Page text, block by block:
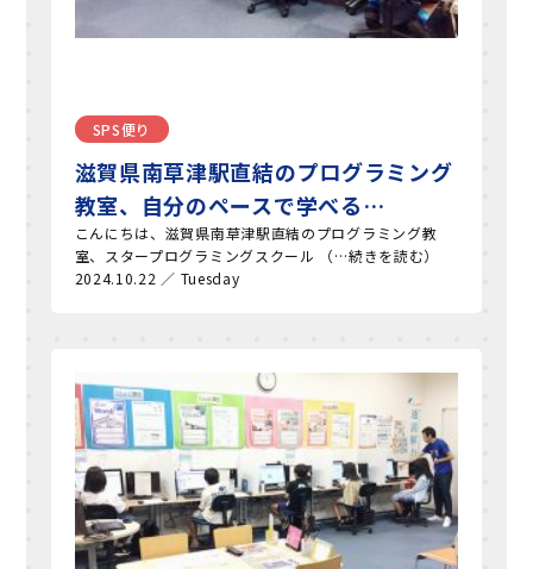
SPS便り
滋賀県南草津駅直結のプログラミング
教室、自分のペースで学べる…
こんにちは、滋賀県南草津駅直結のプログラミング教
室、スタープログラミングスクール （…続きを読む）
2024.10.22 ／ Tuesday